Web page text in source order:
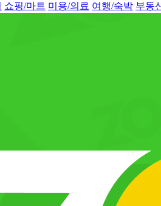
쇼핑/마트 미용/의료 여행/숙박 부동